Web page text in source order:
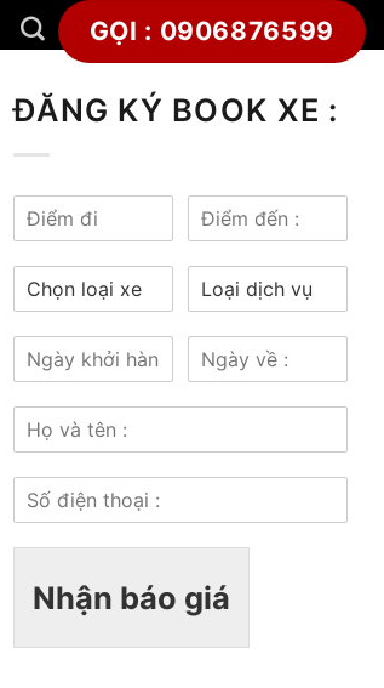
GỌI : 0906876599
ĐĂNG KÝ BOOK XE :
Nhận báo giá